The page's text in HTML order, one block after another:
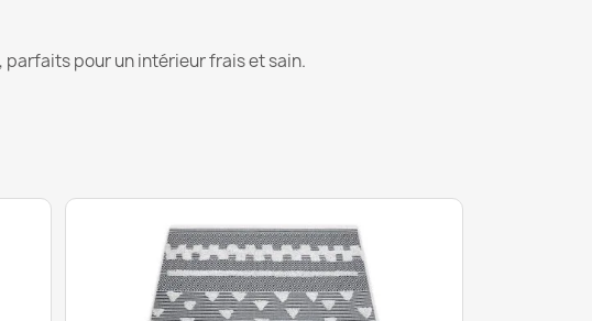
parfaits pour un intérieur frais et sain.